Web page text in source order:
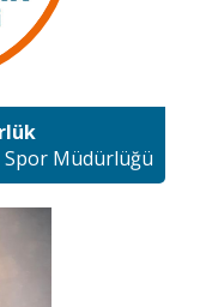
Spor Müdürlüğü